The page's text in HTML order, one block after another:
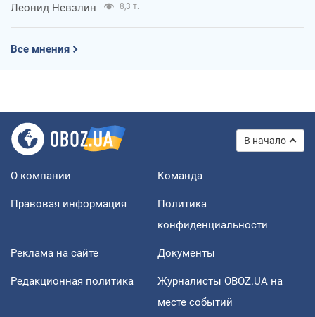
Леонид Невзлин 8,3 т.
Все мнения
В начало
О компании Команда
Правовая информация
Политика
конфиденциальности
Реклама на сайте Документы
Редакционная политика
Журналисты OBOZ.UA на
месте событий